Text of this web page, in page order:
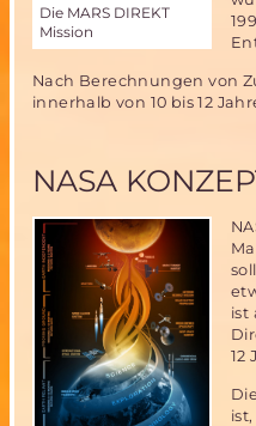
Die MARS DIREKT
Mission
Nach Berechnungen von
innerhalb von 10 bis 12
NASA
ist
12